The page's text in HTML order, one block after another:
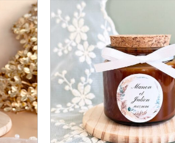
options
peuvent
être
choisies
sur
la
page
du
produit